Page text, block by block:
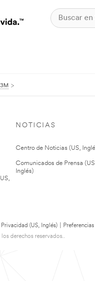
NOTICIAS
Centro de Noticias (US,
Comunicados de Prensa
Inglés)
Privacidad (US, Inglés)
derechos reservados..